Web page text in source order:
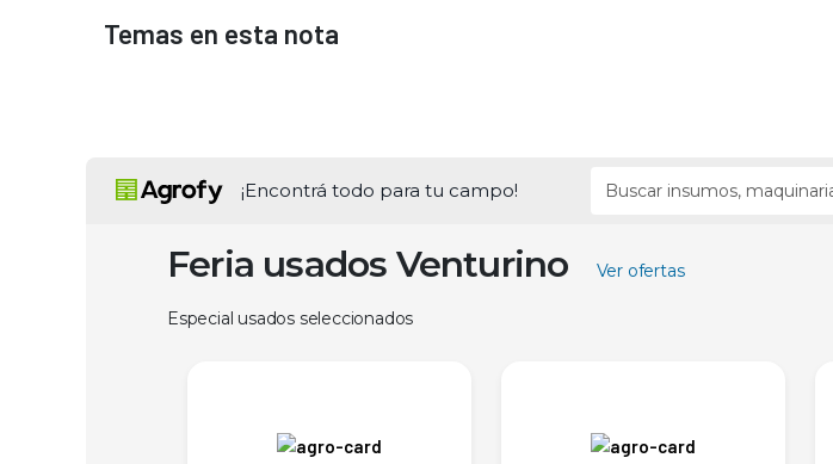
Temas en esta nota
¡Encontrá todo para tu campo!
Feria usados Venturino Ver ofertas
Especial usados seleccionados